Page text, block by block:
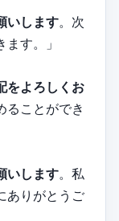
いします。次
す。」
をよろしくお
ることができ
いします。私
ありがとうご